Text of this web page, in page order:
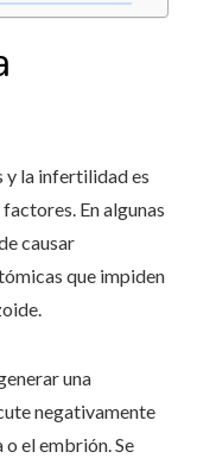
y la infertilidad es
En algunas
causar
que impiden
una
negativamente
el embrión. Se